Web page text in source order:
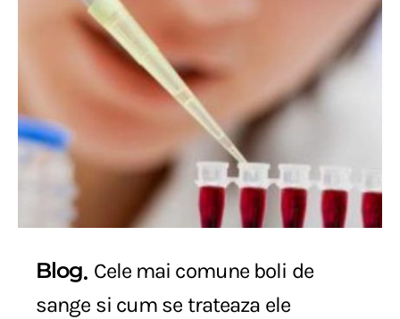
Blog Cele mai comune boli de
sange si cum se trateaza ele